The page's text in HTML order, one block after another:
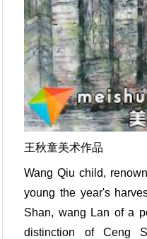
王秋童美术作品
Wang Qiu child,
young the year's
Shan, wang Lan of a
distinction of Ceng